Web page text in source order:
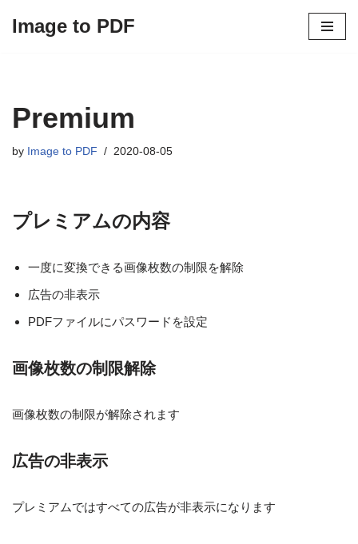
ツ
ス
プ
Image to PDF
Premium
by Image to PDF 2020-08-05
プレミアムの内容
一度に変換できる画像枚数の制限を解除
広告の非表示
PDFファイルにパスワードを設定
画像枚数の制限解除
画像枚数の制限が解除されます
広告の非表示
プレミアムではすべての広告が非表示になります